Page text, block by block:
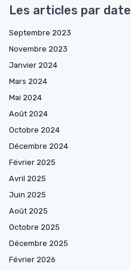
Les articles par date
Septembre 2023
Novembre 2023
Janvier 2024
Mars 2024
Mai 2024
Août 2024
Octobre 2024
Décembre 2024
Février 2025
Avril 2025
Juin 2025
Août 2025
Octobre 2025
Décembre 2025
Février 2026